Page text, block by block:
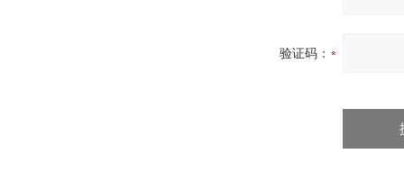
验证码：